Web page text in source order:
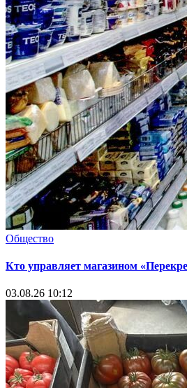
Общество
Кто управляет магазином
03.08.26 10:12